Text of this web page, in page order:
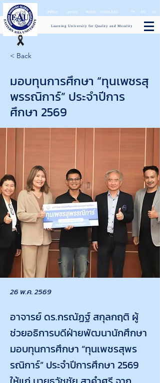
Learning University for Quality and Morality
นักศึกษา บุคลากร ศิษย์เก่า ข่าวสาร EAU TH EN CN
< Back
มอบทุนการศึกษา “ทุนเพชรสุ
พรรณิการ์” ประจำปีการ
ศึกษา 2569
26 พ.ค. 2569
อาจารย์ ดร.กรณัฏฐ์ สกุลกฤติ ผู้
ช่วยอธิการบดีฝ่ายพัฒนานักศึกษา
มอบทุนการศึกษา “ทุนเพชรสุพร
รณิการ์” ประจำปีการศึกษา 2569